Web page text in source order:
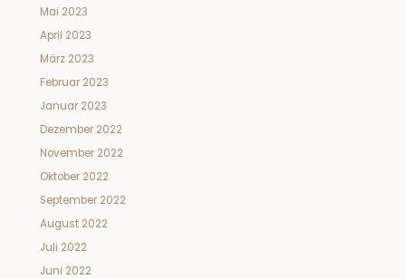
Mai 2023
April 2023
März 2023
Februar 2023
Januar 2023
Dezember 2022
November 2022
Oktober 2022
September 2022
August 2022
Juli 2022
Juni 2022